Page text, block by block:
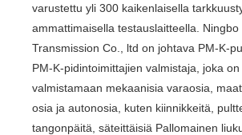
varustettu yli 300 kaikenlaisella
ammattimaisella testauslaitteella. Ningbo
Transmission Co., ltd on johtava PM-K-
PM-K-pidintoimittajien valmistaja, joka
valmistamaan mekaanisia varaosia,
osia ja autonosia, kuten kiinnikkeitä,
tangonpäitä, säteittäisiä Pallomainen